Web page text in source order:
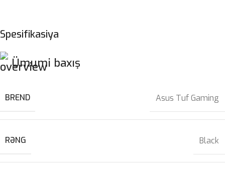
Spesifikasiya
Ümumi baxış
BREND Asus Tuf Gaming
RƏNG Black